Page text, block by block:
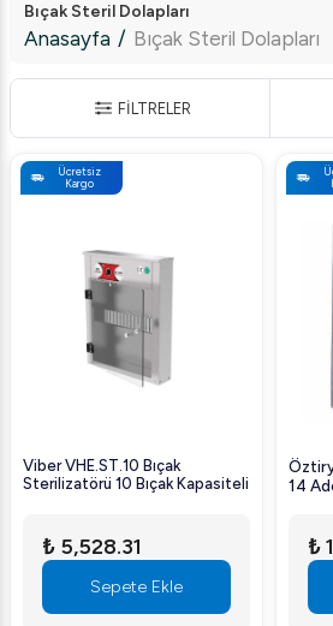
Bıçak Steril Dolapları
Anasayfa / Bıçak Steril Dolapları
FİLTRELER
Ücretsiz
Kargo
Viber VHE.ST.10 Bıçak
Sterilizatörü 10 Bıçak Kapasiteli
₺ 5,528.31
Sepete Ekle
14
₺